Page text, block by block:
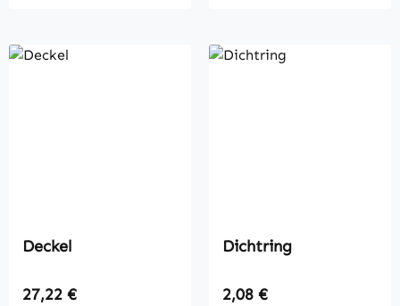
Deckel
Regulärer Preis:
27,22 €
Dichtring
Regulärer Preis:
2,08 €